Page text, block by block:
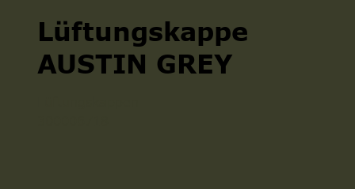
Lüftungskappe
AUSTIN GREY